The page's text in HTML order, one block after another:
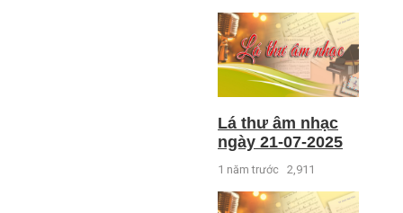
Lá thư âm nhạc
ngày 21-07-2025
1 năm trước 2,911